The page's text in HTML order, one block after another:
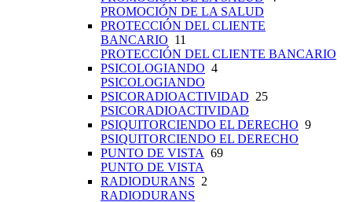
PROMOCIÓN DE LA SALUD
PROTECCIÓN DEL CLIENTE
BANCARIO 11
PROTECCIÓN DEL CLIENTE BANCARIO
PSICOLOGIANDO 4
PSICOLOGIANDO
PSICORADIOACTIVIDAD 25
PSICORADIOACTIVIDAD
PSIQUITORCIENDO EL DERECHO 9
PSIQUITORCIENDO EL DERECHO
PUNTO DE VISTA 69
PUNTO DE VISTA
RADIODURANS 2
RADIODURANS